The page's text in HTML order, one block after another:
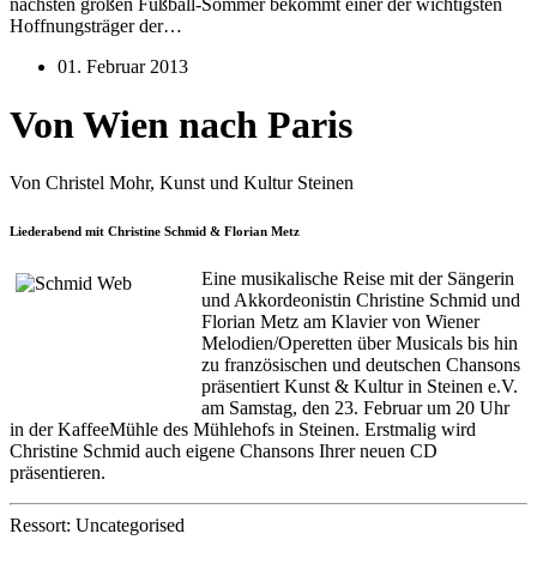
Hoffnungsträger der…
01. Februar 2013
Von Wien nach Paris
Von Christel Mohr, Kunst und Kultur Steinen
Liederabend mit Christine Schmid & Florian Metz
Eine musikalische Reise mit der Sängerin
und Akkordeonistin Christine Schmid und
Florian Metz am Klavier von Wiener
Melodien/Operetten über Musicals bis hin
zu französischen und deutschen Chansons
präsentiert Kunst & Kultur in Steinen e.V.
am Samstag, den 23. Februar um 20 Uhr
in der KaffeeMühle des Mühlehofs in Steinen. Erstmalig wird
Christine Schmid auch eigene Chansons Ihrer neuen CD
präsentieren.
Ressort: Uncategorised